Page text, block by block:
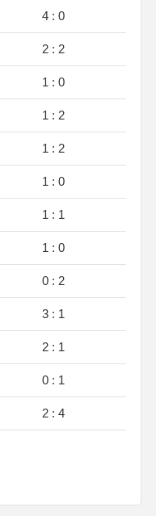
4 : 0
2 : 2
1 : 0
1 : 2
1 : 2
1 : 0
1 : 1
1 : 0
0 : 2
3 : 1
2 : 1
0 : 1
2 : 4